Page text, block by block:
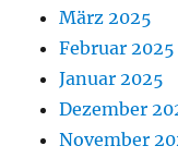
März 2025
Februar 2025
Januar 2025
Dezember
November